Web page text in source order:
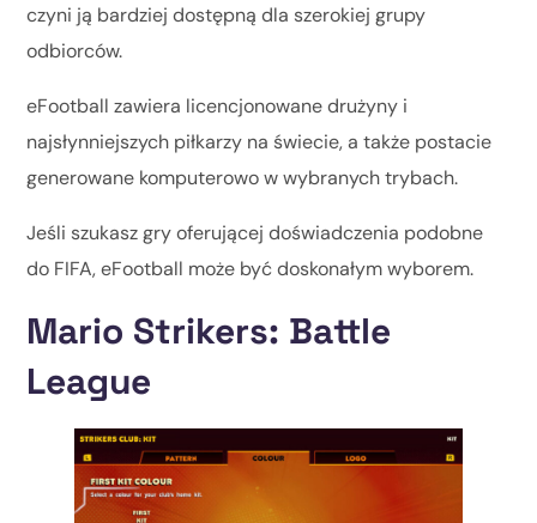
czyni ją bardziej dostępną dla szerokiej grupy
odbiorców.
eFootball zawiera licencjonowane drużyny i
najsłynniejszych piłkarzy na świecie, a także postacie
generowane komputerowo w wybranych trybach.
Jeśli szukasz gry oferującej doświadczenia podobne
do FIFA, eFootball może być doskonałym wyborem.
Mario Strikers: Battle
League